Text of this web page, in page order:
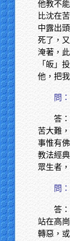
他教不
比沈在
中露出
死了，
淹著，
「皈」
他，把
問
答
苦大難
事惟有
教法經
眾生者
問
答
站在高
轉惡，